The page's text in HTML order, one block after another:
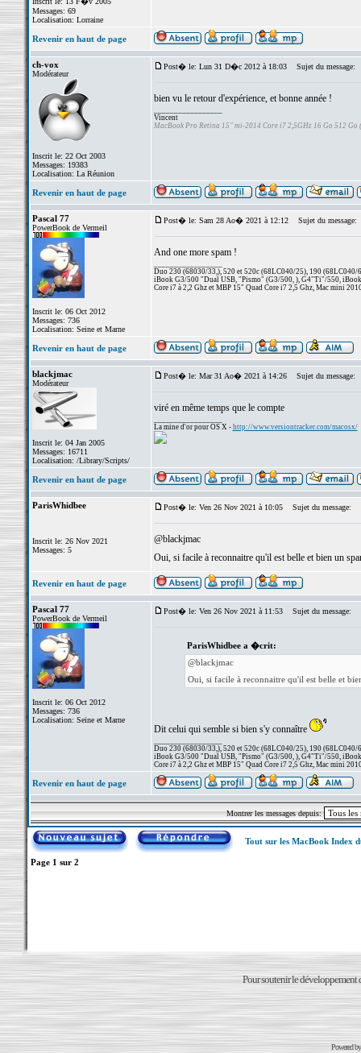
Messages: 69
Localisation: Lorraine
Revenir en haut de page
ch-vox
Modérateur
Inscrit le: 22 Oct 2003
Messages: 19383
Localisation: La Réunion
Post� le: Lun 31 D�c 2012 à 18:03 Sujet du message:
bien vu le retour d'expérience, et bonne année !
Vincent
MacBook Pro Retina 15" mi-2014 Core i7 2,5GHz 16 Go 512 Go
Revenir en haut de page
Pascal 77
PowerBook de Vermeil
Inscrit le: 06 Oct 2012
Messages: 736
Localisation: Seine et Marne
Post� le: Sam 28 Ao� 2021 à 12:12 Sujet du message:
And one more spam !
Duo 230 (68030/33,), 520 et 520c (68LC040/25), 190 (68LC040/
iBook G3/500 "Dual USB, "Pismo" (G3/500, ), G4"Ti"/550,
Core i7 à 2,2 Ghz et MBP 15" Quad Core i7 2,5 Ghz, Mac mini
Revenir en haut de page
blackjmac
Modérateur
Inscrit le: 04 Jan 2005
Messages: 16711
Localisation: /Library/Scripts/
Post� le: Mar 31 Ao� 2021 à 14:26 Sujet du message:
viré en même temps que le compte
La mine d'or pour OS X - http://www.versiontracker.com/macosx/
Revenir en haut de page
ParisWhidbee
Inscrit le: 26 Nov 2021
Messages: 5
Post� le: Ven 26 Nov 2021 à 10:05 Sujet du message:
@blackjmac
Oui, si facile à reconnaitre qu'il est belle et bien un
Revenir en haut de page
Pascal 77
PowerBook de Vermeil
Inscrit le: 06 Oct 2012
Messages: 736
Localisation: Seine et Marne
Post� le: Ven 26 Nov 2021 à 11:53 Sujet du message:
ParisWhidbee a �crit:
@blackjmac
Oui, si facile à reconnaitre qu'il est belle et
Dit celui qui semble si bien s'y connaître
Duo 230 (68030/33,), 520 et 520c (68LC040/25), 190 (68LC040/
iBook G3/500 "Dual USB, "Pismo" (G3/500, ), G4"Ti"/550,
Core i7 à 2,2 Ghz et MBP 15" Quad Core i7 2,5 Ghz, Mac mini
Revenir en haut de page
Montrer les messages depuis:
Tout sur les MacBook Index
Page 1 sur 2
Pour soutenir le développement
Powered